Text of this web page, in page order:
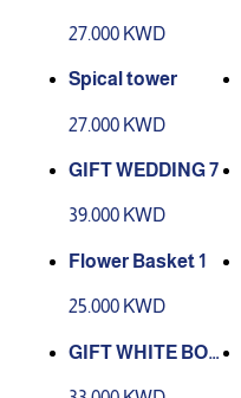
27.000 KWD
Spical tower
27.000 KWD
GIFT WEDDING 7
39.000 KWD
Flower Basket 1
25.000 KWD
GIFT WHITE BOX